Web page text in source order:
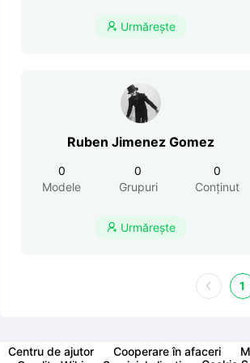
 Urmărește
Ruben Jimenez Gomez
0
Modele
0
Grupuri
0
Conținut
 Urmărește
1
Centru de ajutor Cooperare în afaceri